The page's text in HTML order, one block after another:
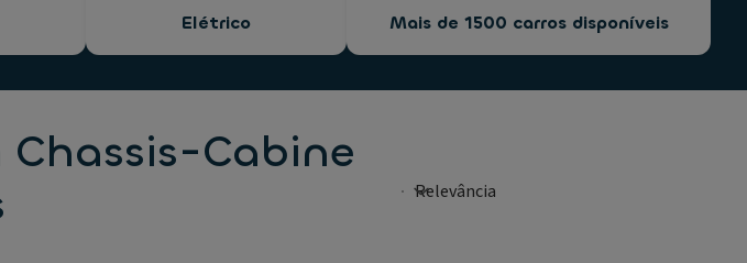
Elétrico Mais de 1500 carros disponíveis
Cabine